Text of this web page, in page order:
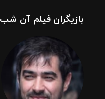
بازیگران فیلم آن شب